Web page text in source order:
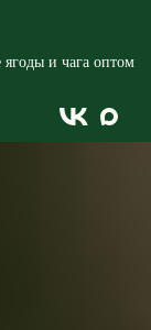
ягоды и чага оптом
 